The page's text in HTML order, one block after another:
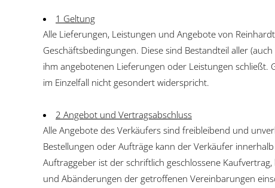
1 Geltung
Alle Lieferungen, Leistungen und Angebote von
Geschäftsbedingungen. Diese sind Bestandteil aller
ihm angebotenen Lieferungen oder Leistungen
im Einzelfall nicht gesondert widerspricht.
2 Angebot und Vertragsabschluss
Alle Angebote des Verkäufers sind freibleibend und
Bestellungen oder Aufträge kann der Verkäufer
Auftraggeber ist der schriftlich geschlossene
und Abänderungen der getroffenen Vereinbarungen